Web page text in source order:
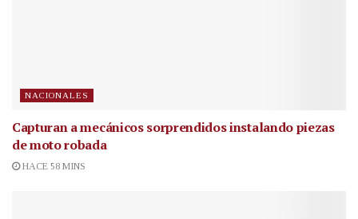
NACIONALES
Capturan a mecánicos sorprendidos instalando piezas
de moto robada
HACE 58 MINS